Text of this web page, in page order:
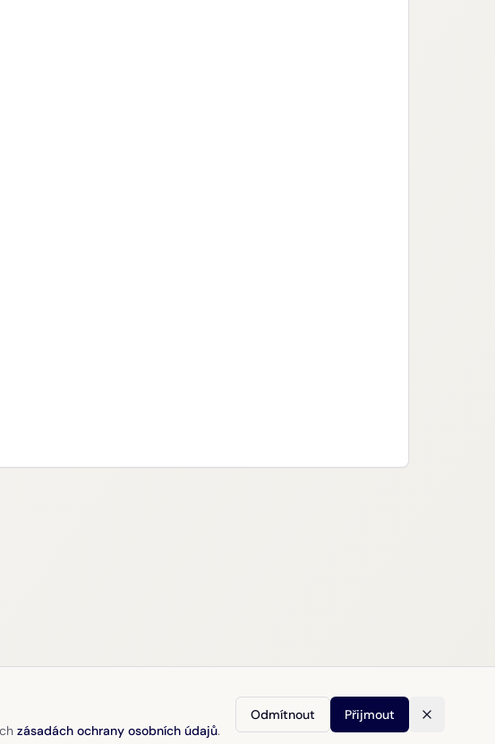
zásadách ochrany osobních údajů.
Odmítnout Přijmout